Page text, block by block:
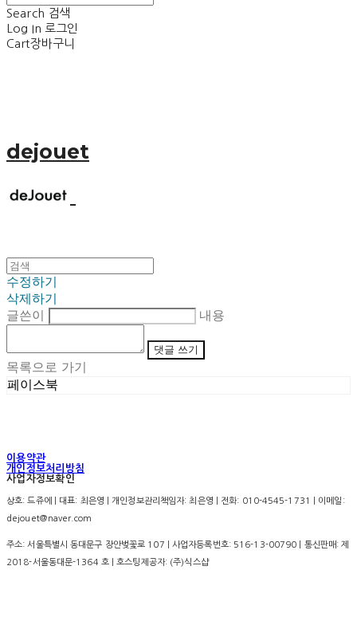
Search 검색
Log In 로그인
Cart장바구니
dejouet
수정하기
삭제하기
글쓴이
내용
댓글 쓰기
목록으로 가기
페이스북
이용약관
개인정보처리방침
사업자정보확인
상호: 드쥬에 | 대표: 최은영 | 개인정보관리책임자: 최은영 | 전화: 010-4545-1731 | 이메일:
dejouet@naver.com
주소: 서울특별시 동대문구 장안벚꽃로 107 | 사업자등록번호: 516-13-00790 | 통신판매:제
2018-서울동대문-1364 호| 호스팅제공자: (주)식스샵